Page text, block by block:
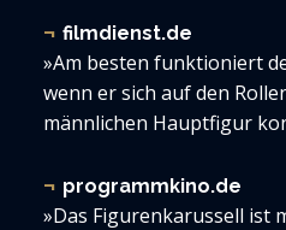
filmdienst.de
»Am besten funktioniert
wenn er sich auf den
männlichen Hauptfigur
programmkino.de
»Das Figurenkarussell ist